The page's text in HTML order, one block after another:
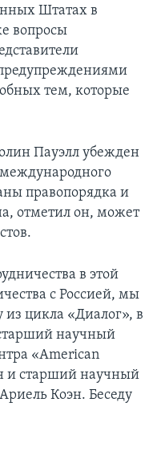
Штатах в
вопросы
тем, которые
Пауэлл убежден
правопорядка и
отметил он, может
в этой
с Россией, мы
из цикла «Диалог», в
научный
«American
и старший научный
Коэн. Беседу